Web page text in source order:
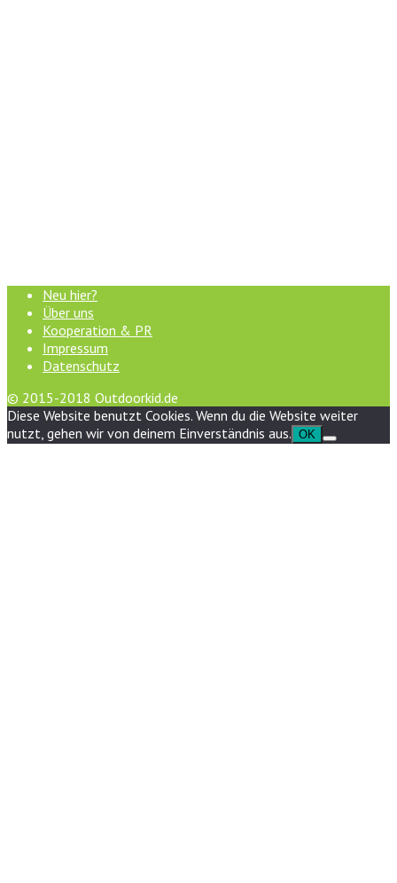
Neu hier?
Über uns
Kooperation & PR
Impressum
Datenschutz
© 2015-2018 Outdoorkid.de
Diese Website benutzt Cookies. Wenn du die Website weiter
nutzt, gehen wir von deinem Einverständnis aus. OK